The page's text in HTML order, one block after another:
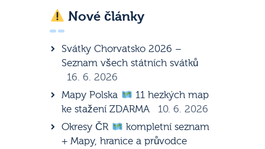
Nové články
Svátky Chorvatsko 2026 –
Seznam všech státních svátků
16. 6. 2026
Mapy Polska
11 hezkých map
ke stažení ZDARMA
10. 6. 2026
Okresy ČR
kompletní seznam
+ Mapy, hranice a průvodce